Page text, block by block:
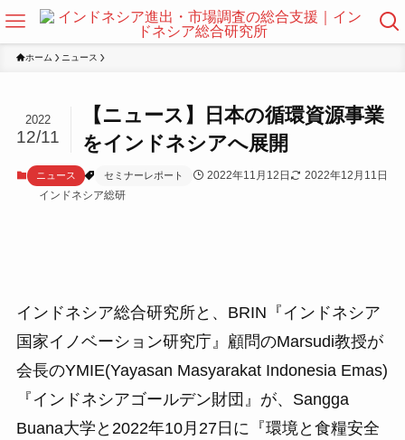
ホーム ニュース
【ニュース】日本の循環資源事業
をインドネシアへ展開
2022
12/11
ニュース セミナーレポート 2022年11月12日
2022年12月11日
インドネシア総研
インドネシア総合研究所と、BRIN『インドネシア
国家イノベーション研究庁』顧問のMarsudi教授が
会長のYMIE(Yayasan Masyarakat Indonesia Emas)
『インドネシアゴールデン財団』が、Sangga
Buana大学と2022年10月27日に『環境と食糧安全